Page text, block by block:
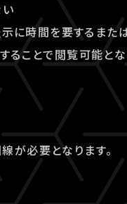
示に時間を要するま
ることで閲覧可能とな
が必要となります。